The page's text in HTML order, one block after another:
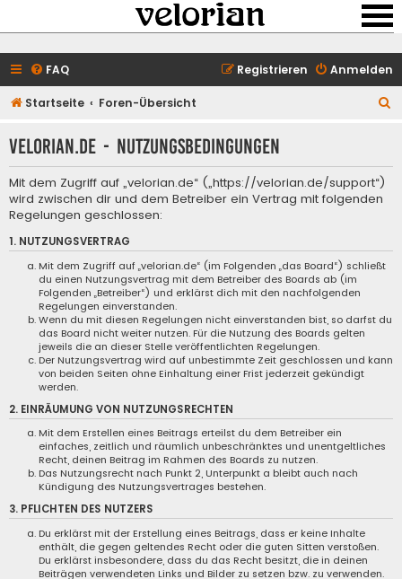
FAQ Anmelden
Registrieren
Startseite Foren-Übersicht
h
velorian.de - Nutzungsbedingungen
Mit dem Zugriff auf „velorian.de“ („https://velorian.de/support“)
wird zwischen dir und dem Betreiber ein Vertrag mit folgenden
Regelungen geschlossen:
1. NUTZUNGSVERTRAG
Mit dem Zugriff auf „velorian.de“ (im Folgenden „das Board“) schließt
du einen Nutzungsvertrag mit dem Betreiber des Boards ab (im
Folgenden „Betreiber“) und erklärst dich mit den nachfolgenden
Regelungen einverstanden.
Wenn du mit diesen Regelungen nicht einverstanden bist, so darfst du
das Board nicht weiter nutzen. Für die Nutzung des Boards gelten
jeweils die an dieser Stelle veröffentlichten Regelungen.
Der Nutzungsvertrag wird auf unbestimmte Zeit geschlossen und kann
von beiden Seiten ohne Einhaltung einer Frist jederzeit gekündigt
werden.
2. EINRÄUMUNG VON NUTZUNGSRECHTEN
Mit dem Erstellen eines Beitrags erteilst du dem Betreiber ein
einfaches, zeitlich und räumlich unbeschränktes und unentgeltliches
Recht, deinen Beitrag im Rahmen des Boards zu nutzen.
Das Nutzungsrecht nach Punkt 2, Unterpunkt a bleibt auch nach
Kündigung des Nutzungsvertrages bestehen.
3. PFLICHTEN DES NUTZERS
Du erklärst mit der Erstellung eines Beitrags, dass er keine Inhalte
enthält, die gegen geltendes Recht oder die guten Sitten verstoßen.
Du erklärst insbesondere, dass du das Recht besitzt, die in deinen
Beiträgen verwendeten Links und Bilder zu setzen bzw. zu verwenden.